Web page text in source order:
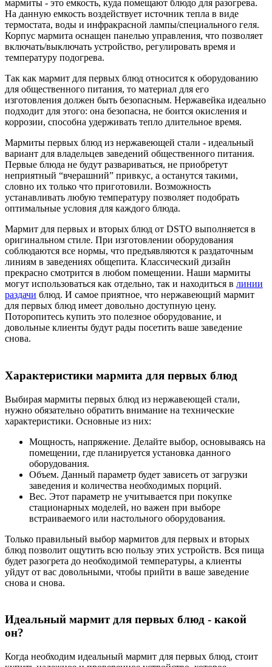
мармиты - это емкость, куда помещают блюдо для разогрева.
На данную емкость воздействует источник тепла в виде
термостата, воды и инфракрасной лампы/специального геля.
Корпус мармита оснащен панелью управления, что позволяет
включать/выключать устройство, регулировать время и
температуру подогрева.
Так как мармит для первых блюд относится к оборудованию
для общественного питания, то материал для его
изготовления должен быть безопасным. Нержавейка идеально
подходит для этого: она безопасна, не боится окисления и
коррозии, способна удерживать тепло длительное время.
Мармиты первых блюд из нержавеющей стали - идеальный
вариант для владельцев заведений общественного питания.
Первые блюда не будут развариваться, не приобретут
неприятный “вчерашний” привкус, а останутся такими,
словно их только что приготовили. Возможность
устанавливать любую температуру позволяет подобрать
оптимальные условия для каждого блюда.
Мармит для первых и вторых блюд от DSTO выполняется в
оригинальном стиле. При изготовлении оборудования
соблюдаются все нормы, что предъявляются к раздаточным
линиям в заведениях общепита. Классический дизайн
прекрасно смотрится в любом помещении. Наши мармиты
могут использоваться как отдельно, так и находиться в линии
раздачи блюд. И самое приятное, что нержавеющий мармит
для первых блюд имеет довольно доступную цену.
Поторопитесь купить это полезное оборудование, и
довольные клиенты будут рады посетить ваше заведение
снова.
Характеристики мармита для первых блюд
Выбирая мармиты первых блюд из нержавеющей стали,
нужно обязательно обратить внимание на технические
характеристики. Основные из них:
Мощность, напряжение. Делайте выбор, основываясь на
помещении, где планируется установка данного
оборудования.
Объем. Данный параметр будет зависеть от загрузки
заведения и количества необходимых порций.
Вес. Этот параметр не учитывается при покупке
стационарных моделей, но важен при выборе
встраиваемого или настольного оборудования.
Только правильный выбор мармитов для первых и вторых
блюд позволит ощутить всю пользу этих устройств. Вся пища
будет разогрета до необходимой температуры, а клиенты
уйдут от вас довольными, чтобы прийти в ваше заведение
снова и снова.
Идеальный мармит для первых блюд - какой
он?
Когда необходим идеальный мармит для первых блюд, стоит